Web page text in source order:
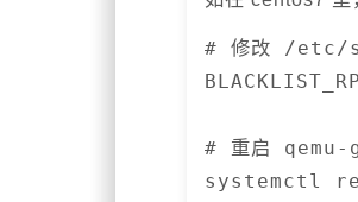
# 修改 /etc/
# 重启 qemu-
systemctl